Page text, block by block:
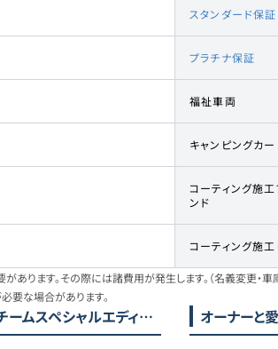
スタンダード保証
プラチナ保証
福祉車両
キャンピングカー
コーティング施工
ンド
コーティング施工
ります。その際には諸費用が発生します。（名義変更・車
要な場合があります。
スペシャルエディション) オーナーと